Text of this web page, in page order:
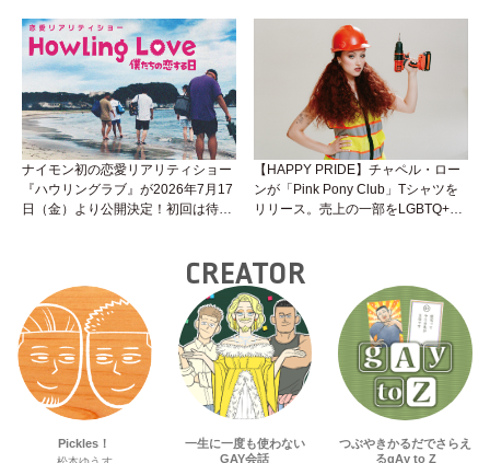
性トーク～聞きにくいことは小堀先
生に聞けばイイ！（Vol.25）
ナイモン初の恋愛リアリティショー
『ハウリングラブ』が2026年7月17
日（金）より公開決定！初回は待望
【HAPPY PRIDE】チャペル・ロー
ンが「Pink Pony Club」Tシャツを
リリース。売上の一部をLGBTQ+＆
CREATOR
Pickles！
一生に一度も使わない
GAY会話
つぶやきかるだでさらえ
るgAy to Z